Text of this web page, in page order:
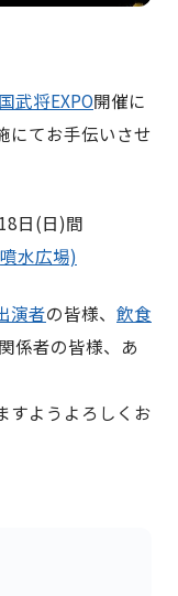
武将EXPO開催に
にてお手伝いさせ
日(日)間
水広場)
演者の皆様、 飲食
係者の皆様、あ
すようよろしくお